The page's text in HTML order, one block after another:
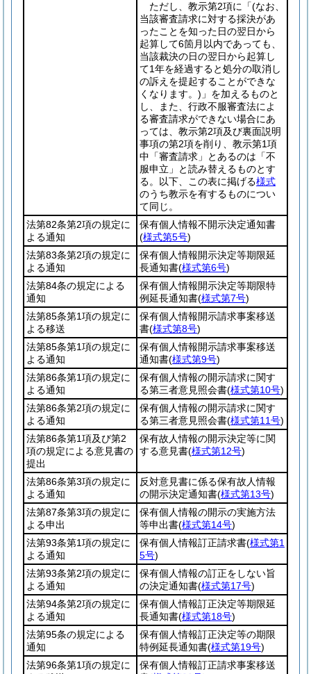
ただし、教示第2項に「(なお、
当該審査請求に対する採決があ
ったことを知った日の翌日から
起算して6箇月以内であっても、
当該裁決の日の翌日から起算し
て1年を経過すると処分の取消し
の訴えを提起することができな
くなります。) 」を加えるものと
し、また、行政不服審査法によ
る審査請求ができない場合にあ
っては、教示第2項及び裏面説明
事項の第2項を削り、教示第1項
中「審査請求」とあるのは「不
服申立」と読み替えるものとす
る。以下、この表に掲げる様式
のうち教示を有するものについ
て同じ。
法第82条第2項の規定に
よる通知
保有個人情報不開示決定通知書
(様式第5号)
法第83条第2項の規定に
よる通知
保有個人情報開示決定等期限延
長通知書(様式第6号)
法第84条の規定による
通知
保有個人情報開示決定等期限特
例延長通知書(様式第7号)
法第85条第1項の規定に
よる移送
保有個人情報開示請求事案移送
書(様式第8号)
法第85条第1項の規定に
よる通知
保有個人情報開示請求事案移送
通知書(様式第9号)
法第86条第1項の規定に
よる通知
保有個人情報の開示請求に関す
る第三者意見照会書(様式第10号)
法第86条第2項の規定に
よる通知
保有個人情報の開示請求に関す
る第三者意見照会書(様式第11号)
法第86条第1項及び第2
項の規定による意見書の
提出
保有故人情報の開示決定等に関
する意見書(様式第12号)
法第86条第3項の規定に
よる通知
反対意見書に係る保有故人情報
の開示決定通知書(様式第13号)
法第87条第3項の規定に
よる申出
保有個人情報の開示の実施方法
等申出書(様式第14号)
法第93条第1項の規定に
よる通知
保有個人情報訂正請求書(様式第1
5号)
法第93条第2項の規定に
よる通知
保有個人情報の訂正をしない旨
の決定通知書(様式第17号)
法第94条第2項の規定に
よる通知
保有個人情報訂正決定等期限延
長通知書(様式第18号)
法第95条の規定による
通知
保有個人情報訂正決定等の期限
特例延長通知書(様式第19号)
法第96条第1項の規定に
保有個人情報訂正請求事案移送